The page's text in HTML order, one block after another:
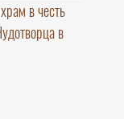
в честь
в